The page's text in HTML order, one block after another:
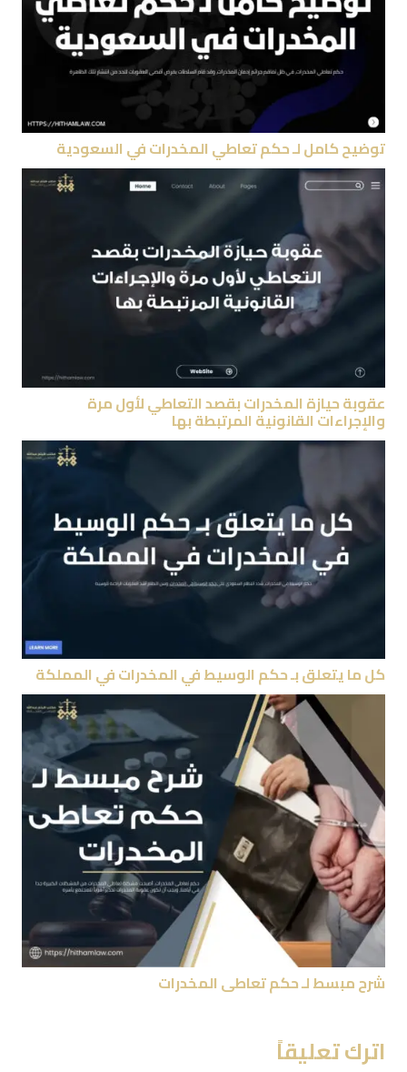
توضيح كامل لـ حكم تعاطي المخدرات في السعودية
عقوبة حيازة المخدرات بقصد التعاطي لأول مرة
والإجراءات القانونية المرتبطة بها
كل ما يتعلق بـ حكم الوسيط في المخدرات في المملكة
شرح مبسط لـ حكم تعاطى المخدرات
اترك تعليقاً